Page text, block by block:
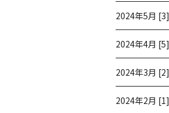
2024年5月 [3]
2024年4月 [5]
2024年3月 [2]
2024年2月 [1]